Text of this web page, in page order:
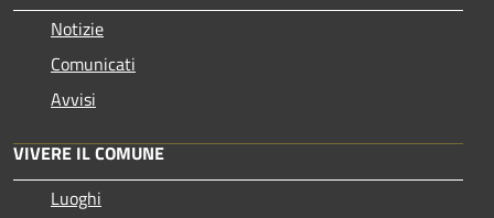
Notizie
Comunicati
Avvisi
VIVERE IL COMUNE
Luoghi